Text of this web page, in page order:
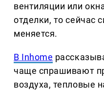
вентиляции или
отделки, то сейчас
меняется.
В Inhome
чаще спрашивают
воздуха, тепловые